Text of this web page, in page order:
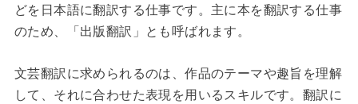
どを日本語に翻訳する仕事です。主に本を翻訳する仕事
のため、「出版翻訳」とも呼ばれます。
文芸翻訳に求められるのは、作品のテーマや趣旨を理解
して、それに合わせた表現を用いるスキルです。翻訳に